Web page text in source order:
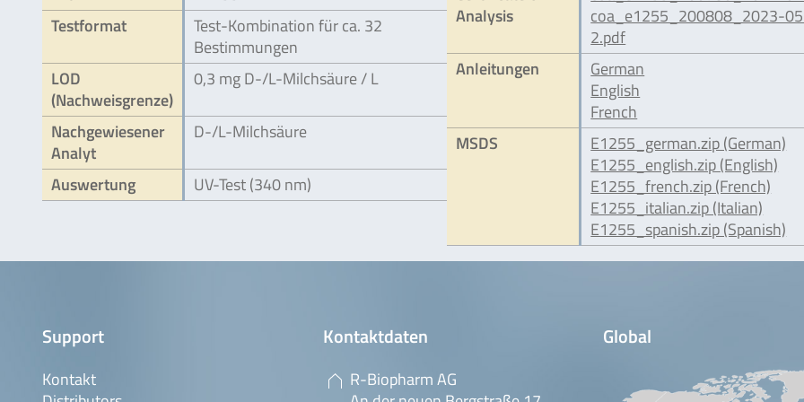
Testformat
Test-Kombination für ca. 32
Bestimmungen
LOD
(Nachweisgrenze)
0,3 mg D-/L-Milchsäure / L
Nachgewiesener
Analyt
D-/L-Milchsäure
Auswertung UV-Test (340 nm)
Analysis
coa_e1255_200808_2023-
2.pdf
Anleitungen
German
English
French
MSDS
E1255_german.zip (German)
E1255_english.zip (English)
E1255_french.zip (French)
E1255_italian.zip (Italian)
E1255_spanish.zip (Spanish)
Support
Kontakt
Kontaktdaten
R-Biopharm AG
Global